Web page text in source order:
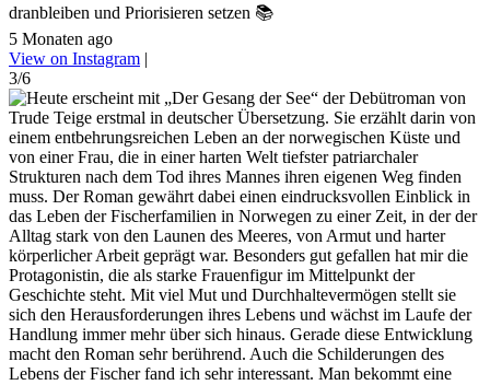
dranbleiben und Priorisieren setzen 📚
5 Monaten ago
View on Instagram |
3/6